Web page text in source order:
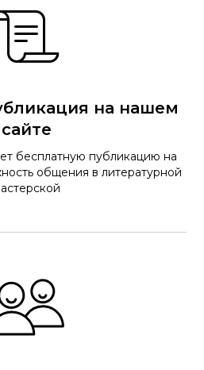
на нашем
сайте
бесплатную публикацию на
общения в литературной